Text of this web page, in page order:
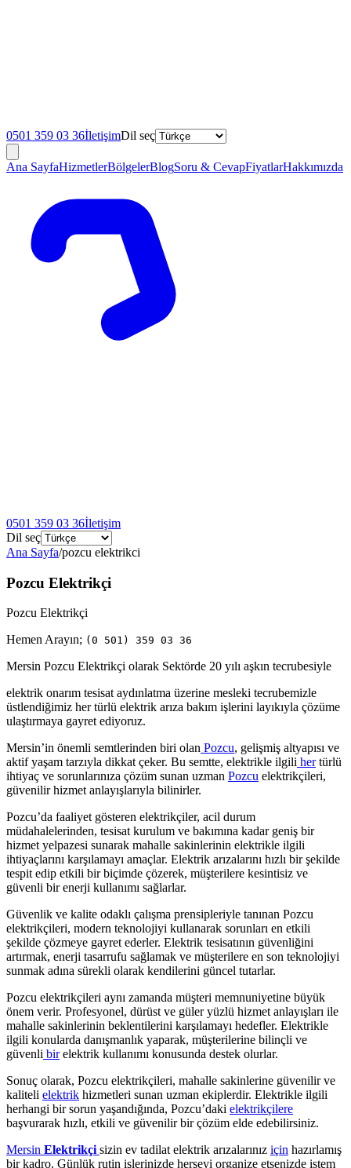
0501 359 03 36İletişimDil seç
Ana SayfaHizmetlerBölgelerBlogSoru & CevapFiyatlarHakkımızda
0501 359 03 36İletişim
Dil seç
Ana Sayfa/pozcu elektrikci
Pozcu Elektrikçi
Pozcu Elektrikçi
Hemen Arayın; (0 501) 359 03 36
Mersin Pozcu Elektrikçi olarak Sektörde 20 yılı aşkın tecrubesiyle
elektrik onarım tesisat aydınlatma üzerine mesleki tecrubemizle
üstlendiğimiz her türlü elektrik arıza bakım işlerini layıkıyla çözüme
ulaştırmaya gayret ediyoruz.
Mersin’in önemli semtlerinden biri olan Pozcu, gelişmiş altyapısı ve
aktif yaşam tarzıyla dikkat çeker. Bu semtte, elektrikle ilgili hertürlü
ihtiyaç ve sorunlarınıza çözüm sunan uzman Pozcu elektrikçileri,
güvenilir hizmet anlayışlarıyla bilinirler.
Pozcu’da faaliyet gösteren elektrikçiler, acil durum
müdahalelerinden, tesisat kurulum ve bakımına kadar geniş bir
hizmet yelpazesi sunarak mahalle sakinlerinin elektrikle ilgili
ihtiyaçlarını karşılamayı amaçlar. Elektrik arızalarını hızlı bir şekilde
tespit edip etkili bir biçimde çözerek, müşterilere kesintisiz ve
güvenli bir enerji kullanımı sağlarlar.
Güvenlik ve kalite odaklı çalışma prensipleriyle tanınan Pozcu
elektrikçileri, modern teknolojiyi kullanarak sorunları en etkili
şekilde çözmeye gayret ederler. Elektrik tesisatının güvenliğini
artırmak, enerji tasarrufu sağlamak ve müşterilere en son teknolojiyi
sunmak adına sürekli olarak kendilerini güncel tutarlar.
Pozcu elektrikçileri aynı zamanda müşteri memnuniyetine büyük
önem verir. Profesyonel, dürüst ve güler yüzlü hizmet anlayışları ile
mahalle sakinlerinin beklentilerini karşılamayı hedefler. Elektrikle
ilgili konularda danışmanlık yaparak, müşterilerine bilinçli ve
güvenli birelektrik kullanımı konusunda destek olurlar.
Sonuç olarak, Pozcu elektrikçileri, mahalle sakinlerine güvenilir ve
kaliteli elektrik hizmetleri sunan uzman ekiplerdir. Elektrikle ilgili
herhangi bir sorun yaşandığında, Pozcu’daki elektrikçilere
başvurarak hızlı, etkili ve güvenilir bir çözüm elde edebilirsiniz.
Mersin Elektrikçi sizin ev tadilat elektrik arızalarınız için hazırlamış
bir kadro. Günlük rutin işlerinizde herşeyi organize etsenizde istem